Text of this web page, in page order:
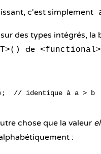
c'est simplement
des types intégrés,
de <functional>
chose que la valeur
: